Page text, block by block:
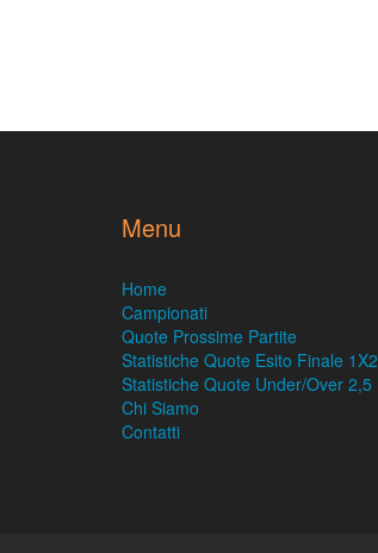
Menu
Home
Campionati
Quote Prossime Partite
Statistiche Quote Esito Finale 1X2
Statistiche Quote Under/Over 2,5
Chi Siamo
Contatti